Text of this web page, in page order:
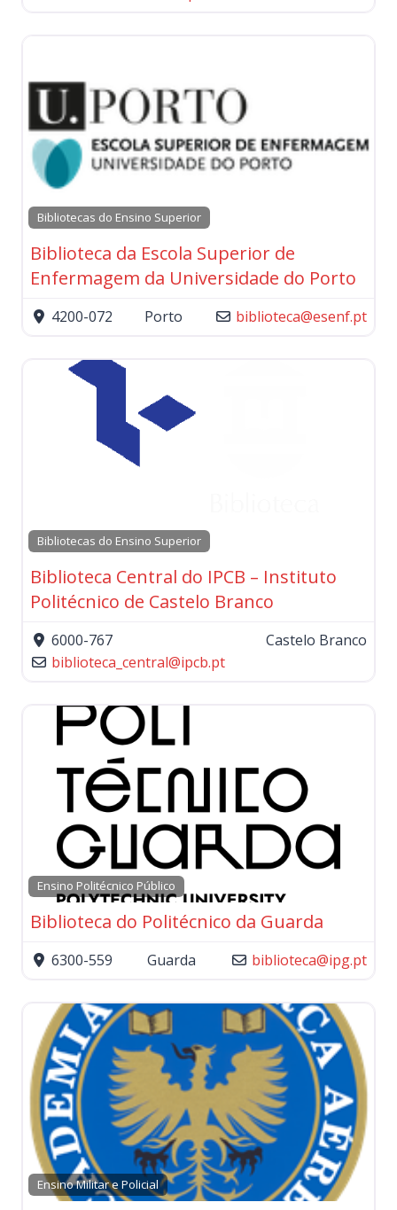
Bibliotecas do Ensino Superior
Biblioteca da Escola Superior de
Enfermagem da Universidade do Porto
4200-072 Porto biblioteca@esenf.pt
Bibliotecas do Ensino Superior
Biblioteca Central do IPCB – Instituto
Politécnico de Castelo Branco
6000-767
Castelo Branco
biblioteca_central@ipcb.pt
Ensino Politécnico Público
Biblioteca do Politécnico da Guarda
6300-559 Guarda biblioteca@ipg.pt
Ensino Militar e Policial